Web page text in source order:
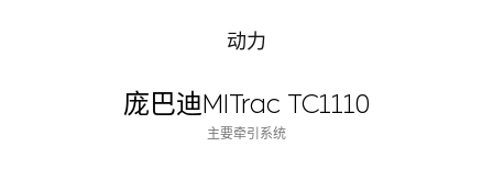
动力
庞巴迪MITrac TC1110
主要牵引系统